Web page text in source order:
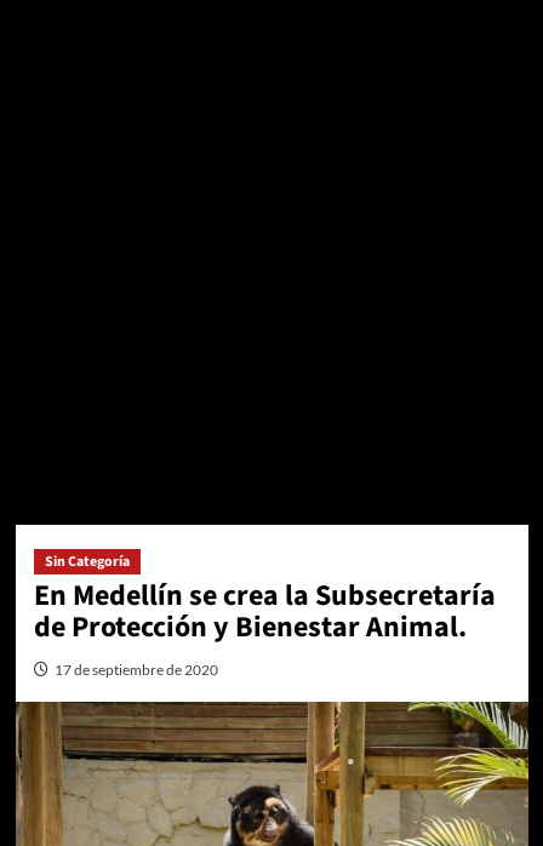
Sin Categoría
En Medellín se crea la Subsecretaría
de Protección y Bienestar Animal.
17 de septiembre de 2020